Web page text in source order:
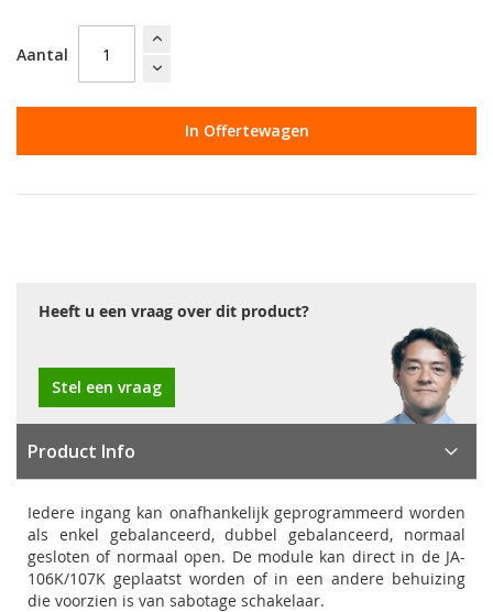
Aantal
In Offertewagen
Heeft u een vraag over dit product?
Stel een vraag
Product Info
Iedere ingang kan onafhankelijk geprogrammeerd worden
als enkel gebalanceerd, dubbel gebalanceerd, normaal
gesloten of normaal open. De module kan direct in de JA-
106K/107K geplaatst worden of in een andere behuizing
die voorzien is van sabotage schakelaar.